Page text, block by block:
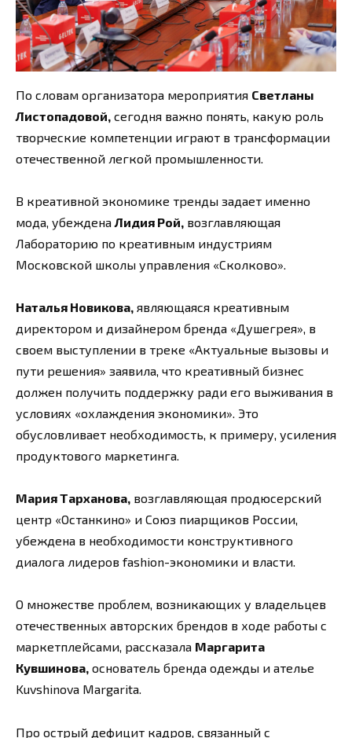
По словам организатора мероприятия Светланы
Листопадовой, сегодня важно понять, какую роль
творческие компетенции играют в трансформации
отечественной легкой промышленности.
В креативной экономике тренды задает именно
мода, убежденаЛидия Рой, возглавляющая
Лабораторию по креативным индустриям
Московской школы управления «Сколково».
Наталья Новикова, являющаяся креативным
директором и дизайнером бренда «Душегрея», в
своем выступлении в треке «Актуальные вызовы и
пути решения» заявила, что креативный бизнес
должен получить поддержку ради его выживания в
условиях «охлаждения экономики». Это
обусловливает необходимость, к примеру, усиления
продуктового маркетинга.
Мария Тарханова, возглавляющая продюсерский
центр «Останкино» и Союз пиарщиков России,
убеждена в необходимости конструктивного
диалога лидеров fashion-экономики и власти.
О множестве проблем, возникающих у владельцев
отечественных авторских брендов в ходе работы с
маркетплейсами, рассказала Маргарита
Кувшинова, основатель бренда одежды и ателье
Kuvshinova Margarita.
Про острый дефицит кадров, связанный с